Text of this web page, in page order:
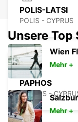
POLIS-LATSI
POLIS - CYPRUS
PAPHOS
PAPHOS -
Unsere
Wien
Mehr +
Mehr +